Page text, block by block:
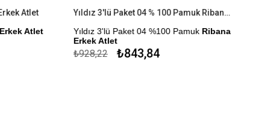
Atlet
Atlet
Yıldız 3'lü Paket 04 % 100 Pamuk Ribana Erkek Atlet
Yıldız 3'lü Paket 04 %100 PamukRibana
Erkek Atlet
Çekmezlik Sanfor Testi Yapılmıştır.
₺843,84
₺928,22